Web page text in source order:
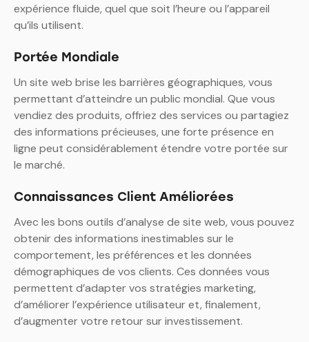
expérience fluide, quel que soit l’heure ou l’appareil
qu’ils utilisent.
Portée Mondiale
Un site web brise les barrières géographiques, vous
permettant d’atteindre un public mondial. Que vous
vendiez des produits, offriez des services ou partagiez
des informations précieuses, une forte présence en
ligne peut considérablement étendre votre portée sur
le marché.
Connaissances Client Améliorées
Avec les bons outils d’analyse de site web, vous pouvez
obtenir des informations inestimables sur le
comportement, les préférences et les données
démographiques de vos clients. Ces données vous
permettent d’adapter vos stratégies marketing,
d’améliorer l’expérience utilisateur et, finalement,
d’augmenter votre retour sur investissement.